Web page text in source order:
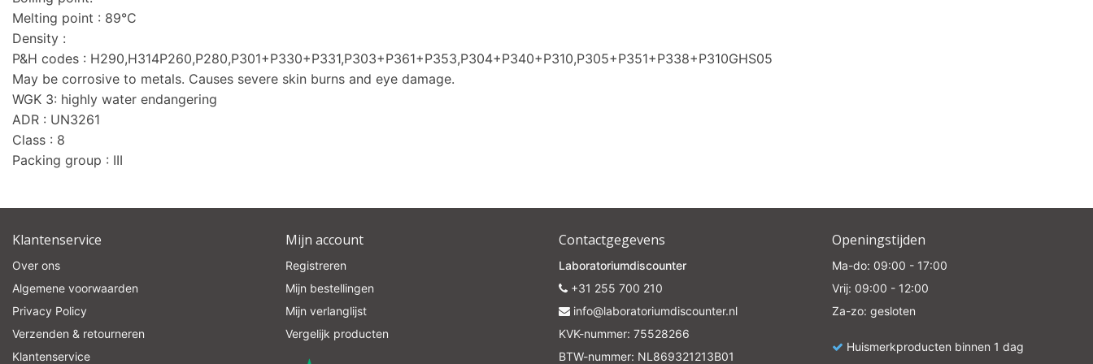
Melting point : 89°C
Density :
P&H codes : H290,H314P260,P280,P301+P330+P331,P303+P361+P353,P304+P340+P310,P305+P351+P338+P310GHS05
May be corrosive to metals. Causes severe skin burns and eye damage.
WGK 3: highly water endangering
ADR : UN3261
Class : 8
Packing group : III
Klantenservice
Over ons
Algemene voorwaarden
Privacy Policy
Verzenden & retourneren
Klantenservice
Mijn account
Registreren
Mijn bestellingen
Mijn verlanglijst
Vergelijk producten
Contactgegevens
Laboratoriumdiscounter
+31 255 700 210
info@laboratoriumdiscounter.nl
KVK-nummer: 75528266
BTW-nummer: NL869321213B01
Openingstijden
Ma-do: 09:00 - 17:00
Vrij: 09:00 - 12:00
Za-zo: gesloten
Huismerkproducten binnen 1 dag